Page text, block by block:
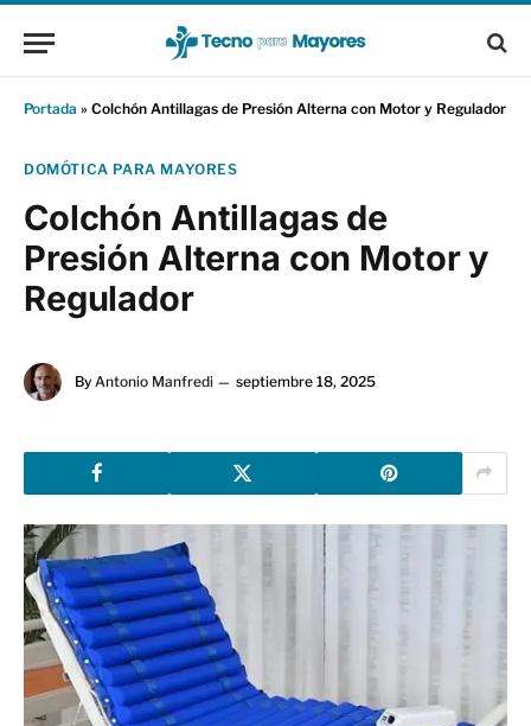
Portada » Colchón Antillagas de Presión Alterna con Motor y Regulador
DOMÓTICA PARA MAYORES
Colchón Antillagas de
Presión Alterna con Motor y
Regulador
By Antonio Manfredi septiembre 18, 2025